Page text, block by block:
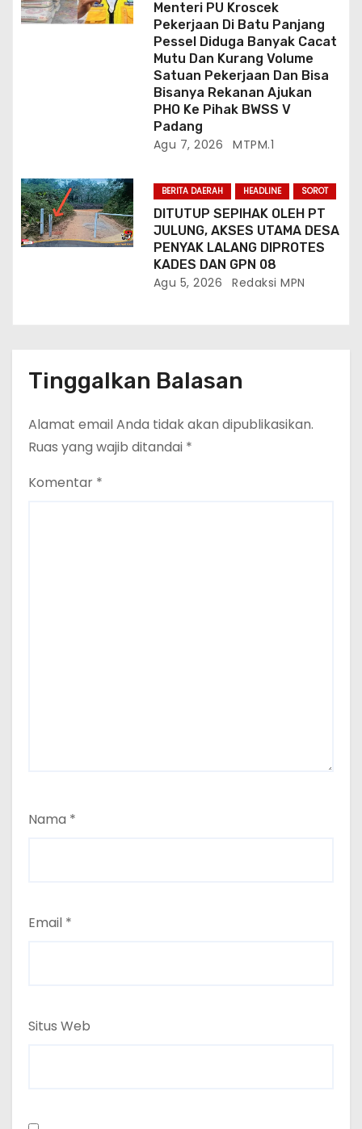
Menteri PU Kroscek
Pekerjaan Di Batu Panjang
Pessel Diduga Banyak Cacat
Mutu Dan Kurang Volume
Satuan Pekerjaan Dan Bisa
Bisanya Rekanan Ajukan
PHO Ke Pihak BWSS V
Padang
Agu 7, 2026 MTPM.1
BERITA DAERAH HEADLINE SOROT
DITUTUP SEPIHAK OLEH PT
JULUNG, AKSES UTAMA DESA
PENYAK LALANG DIPROTES
KADES DAN GPN 08
Agu 5, 2026 Redaksi MPN
Tinggalkan Balasan
Alamat email Anda tidak akan dipublikasikan.
Ruas yang wajib ditandai *
Komentar *
Nama *
Email *
Situs Web